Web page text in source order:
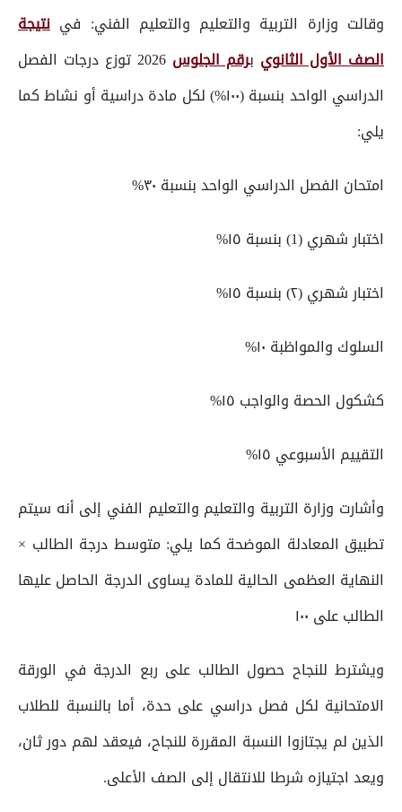
وقالت وزارة التربية والتعليم والتعليم الفني: في نتيجة
الصف الأول الثانوي برقم الجلوس
2026 توزع درجات الفصل
الدراسي الواحد بنسبة (١٠٠%) لكل مادة دراسية أو نشاط كما
يلي:
امتحان الفصل الدراسي الواحد بنسبة ٣٠%
اختبار شهري (1) بنسبة ١٥%
اختبار شهري (٢) بنسبة ١٥%
السلوك والمواظبة ١٠%
كشكول الحصة والواجب ١٥%
التقييم الأسبوعي ١٥%
وأشارت وزارة التربية والتعليم والتعليم الفني إلى أنه سيتم
تطبيق المعادلة الموضحة كما يلي: متوسط درجة الطالب ×
النهاية العظمى الحالية للمادة يساوى الدرجة الحاصل عليها
الطالب على ١٠٠
ويشترط للنجاح حصول الطالب على ربع الدرجة في الورقة
الامتحانية لكل فصل دراسي على حدة، أما بالنسبة للطلاب
الذين لم يجتازوا النسبة المقررة للنجاح، فيعقد لهم دور ثان،
ويعد اجتيازه شرطا للانتقال إلى الصف الأعلى.